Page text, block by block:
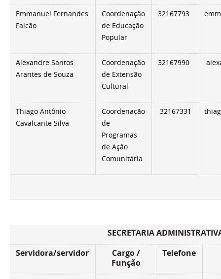
Emmanuel Fernandes
Falcão
Coordenação
de Educação
Popular
32167793
Alexandre Santos
Arantes de Souza
Coordenação
de Extensão
Cultural
32167990
Thiago Antônio
Cavalcante Silva
Coordenação
de
Programas
de Ação
Comunitária
32167331
SECRETARIA
Servidora/servidor
Cargo /
Função
Telefone